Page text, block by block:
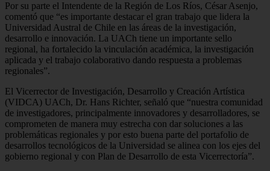
Por su parte el Intendente de la Región de Los Ríos, César Asenjo,
comentó que “es importante destacar el gran trabajo que lidera la
Universidad Austral de Chile en las áreas de la investigación,
desarrollo e innovación. La UACh tiene un importante sello
regional, ha fortalecido la vinculación académica, la investigación
aplicada y el trabajo colaborativo dando respuesta a problemas
regionales”.
El Vicerrector de Investigación, Desarrollo y Creación Artística
(VIDCA) UACh, Dr. Hans Richter, señaló que “nuestra comunidad
de investigadores, principalmente innovadores y desarrolladores, se
comprometen de manera muy estrecha con dar soluciones a las
problemáticas regionales y por esto buena parte del portafolio de
desarrollos tecnológicos de la Universidad se alinea con los ejes del
gobierno regional y con Plan de Desarrollo de esta Vicerrectoría”.